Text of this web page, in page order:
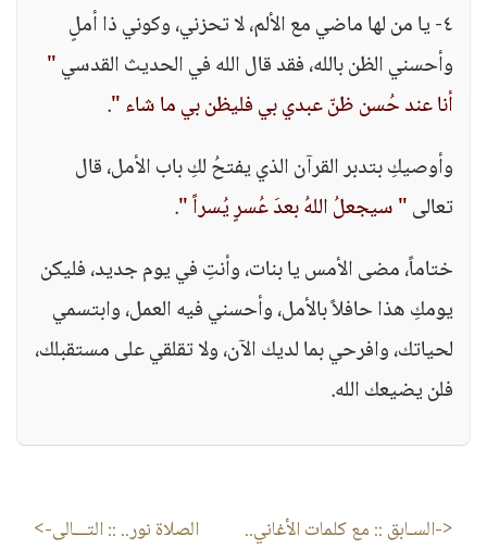
٤- يا من لها ماضي مع الألم، لا تحزني، وكوني ذا أملٍ
وأحسني الظن بالله، فقد قال الله في الحديث القدسي"
أنا عند حُسن ظنّ عبدي بي فليظن بي ما شاء ".
وأوصيكِ بتدبر القرآن الذي يفتحُ لكِ باب الأمل، قال
تعالى" سيجعلُ اللهُ بعدَ عُسرٍ يُسراً ".
ختاماً، مضى الأمس يا بنات، وأنتِ في يوم جديد، فليكن
يومكِ هذا حافلاً بالأمل، وأحسني فيه العمل، وابتسمي
لحياتك، وافرحي بما لديك الآن، ولا تقلقي على مستقبلك،
فلن يضيعك الله.
<-السـابق :: مع كلمات الأغاني.. الصلاة نور.. :: التـــالى->